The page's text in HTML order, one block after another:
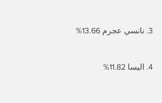
3. نانسي عجرم 13.66%
4. اليسا 11.82%